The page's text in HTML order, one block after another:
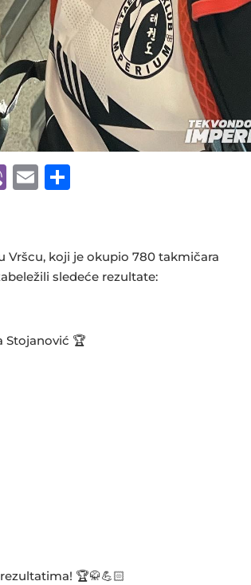
Vi
r
E
l
e
Vršcu, koji je okupio 780 takmičara
sledeće rezultate:
Stojanović 🏆
🏆🥋💪🏻